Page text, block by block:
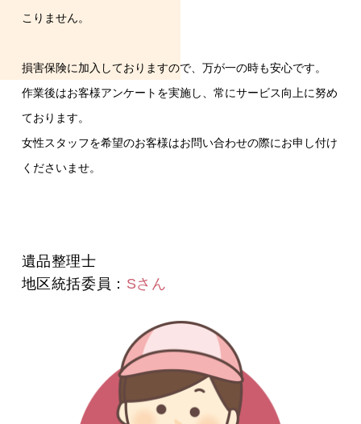
こりません。
損害保険に加入しておりますので、万が一の時も安心です。
作業後はお客様アンケートを実施し、常にサービス向上に努め
ております。
女性スタッフを希望のお客様はお問い合わせの際にお申し付け
くださいませ。
遺品整理士
地区統括委員： Sさん